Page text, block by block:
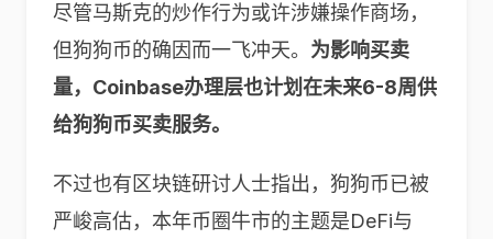
尽管马斯克的炒作行为或许涉嫌操作商场，
但狗狗币的确因而一飞冲天。 为影响买卖
量，Coinbase办理层也计划在未来6-8周供
给狗狗币买卖服务。
不过也有区块链研讨人士指出，狗狗币已被
严峻高估，本年币圈牛市的主题是DeFi与